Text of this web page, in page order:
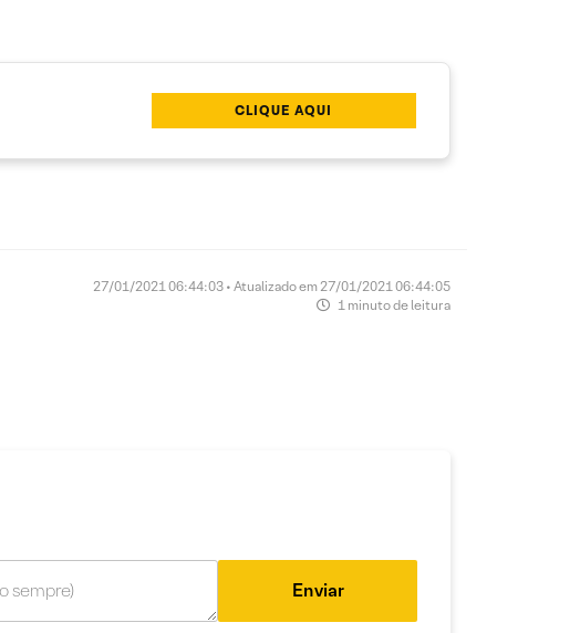
CLIQUE AQUI
27/01/2021 06:44:03 • Atualizado em 27/01/2021 06:44:05
1 minuto de leitura
Enviar